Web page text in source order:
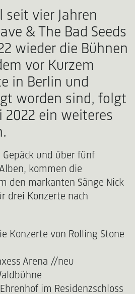
seit vier Jahren
& The Bad Seeds
wieder die Bühnen
vor Kurzem
in Berlin und
worden sind, folgt
2022 ein weiteres
und über fünf
kommen die
den markanten Sänge Nick
drei Konzerte nach
Konzerte von Rolling Stone
Arena //neu
im Residenzschloss